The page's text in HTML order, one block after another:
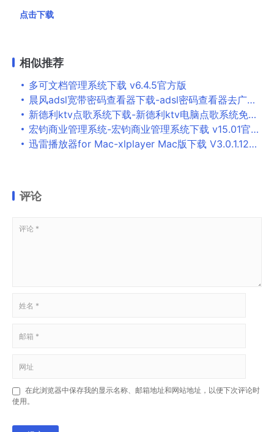
点击下载
相似推荐
多可文档管理系统下载 v6.4.5官方版
晨风adsl宽带密码查看器下载-adsl密码查看器去广告版电脑版
新德利ktv点歌系统下载-新德利ktv电脑点歌系统免费版
宏钧商业管理系统-宏钧商业管理系统下载 v15.01官方版
迅雷播放器for Mac-xlplayer Mac版下载 V3.0.1.12449
评论
在此浏览器中保存我的显示名称、邮箱地址和网站地址，以便下次评论时
使用。